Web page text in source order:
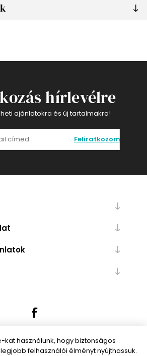
hírlevélre
ajánlatokra és új tartalmakra!
Feliratkozom
használunk, hogy biztonságos
felhasználói élményt nyújthassuk.